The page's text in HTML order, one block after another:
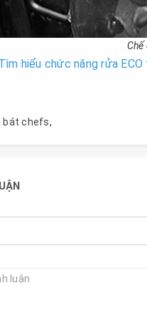
Chế
hiểu chức năng rửa
bát chefs,